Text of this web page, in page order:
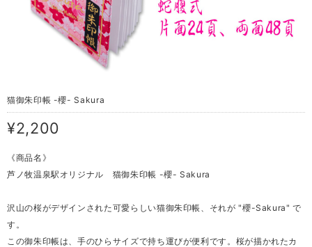
猫御朱印帳 -櫻- Sakura
¥2,200
《商品名》
芦ノ牧温泉駅オリジナル 猫御朱印帳 -櫻- Sakura
沢山の桜がデザインされた可愛らしい猫御朱印帳、それが "櫻-Sakura" で
す。
この御朱印帳は、手のひらサイズで持ち運びが便利です。桜が描かれたカ